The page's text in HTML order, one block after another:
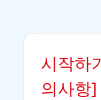
시작하
의사항]